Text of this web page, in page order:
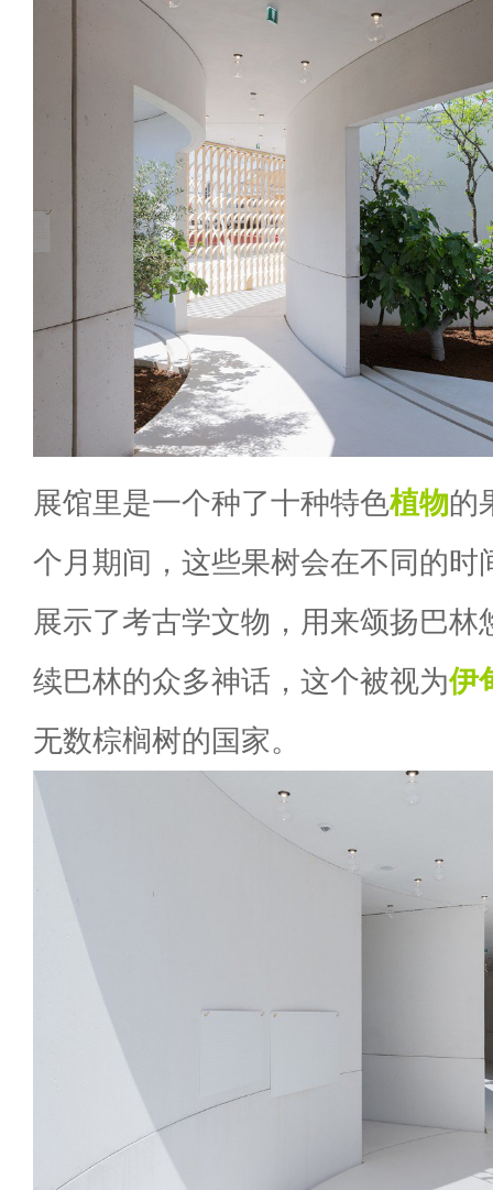
展馆里是一个种了十种特色植物的
个月期间，这些果树会在不同的时
展示了考古学文物，用来颂扬巴林
续巴林的众多神话，这个被视为伊
无数棕榈树的国家。